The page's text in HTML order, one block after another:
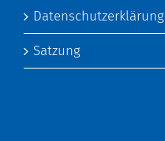
Datenschutzerklärung
Satzung